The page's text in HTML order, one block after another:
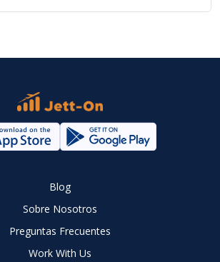
Blog
Sobre Nosotros
Preguntas Frecuentes
Work With Us